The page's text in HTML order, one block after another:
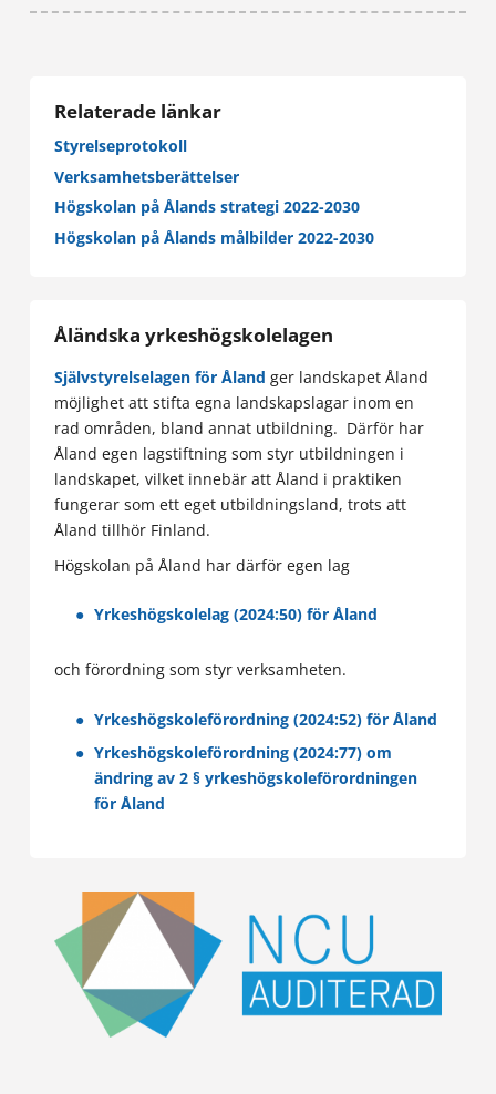
Relaterade länkar
Styrelseprotokoll
Verksamhetsberättelser
Högskolan på Ålands strategi 2022-2030
Högskolan på Ålands målbilder 2022-2030
Åländska yrkeshögskolelagen
Självstyrelselagen för Åland ger landskapet Åland
möjlighet att stifta egna landskapslagar inom en
rad områden, bland annat utbildning. Därför har
Åland egen lagstiftning som styr utbildningen i
landskapet, vilket innebär att Åland i praktiken
fungerar som ett eget utbildningsland, trots att
Åland tillhör Finland.
Högskolan på Åland har därför egen lag
Yrkeshögskolelag (2024:50) för Åland
och förordning som styr verksamheten.
Yrkeshögskoleförordning (2024:52) för Åland
Yrkeshögskoleförordning (2024:77) om
ändring av 2 § yrkeshögskoleförordningen
för Åland